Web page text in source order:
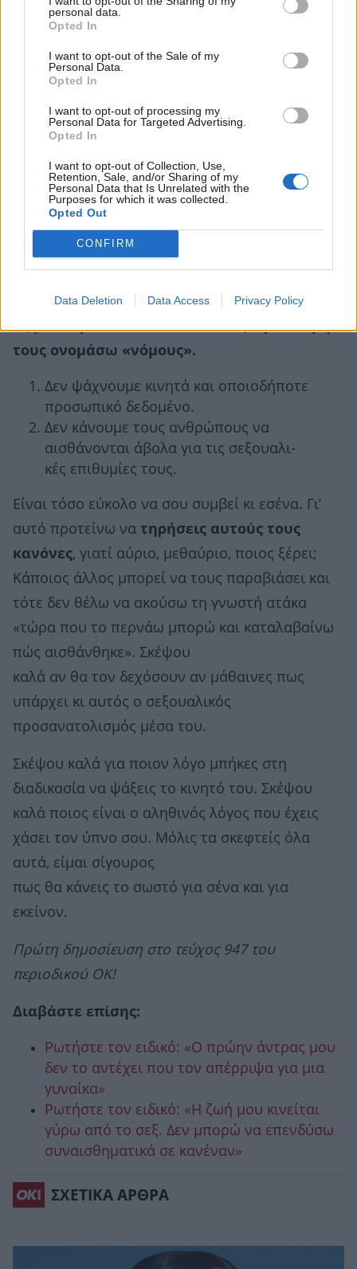
personal data.
Opted In
I want to opt-out of the Sale of my
Personal Data.
Opted In
I want to opt-out of processing my
Personal Data for Targeted Advertising.
Opted In
I want to opt-out of Collection, Use,
Retention, Sale, and/or Sharing of my
Personal Data that Is Unrelated with the
Purposes for which it was collected.
Opted Out
CONFIRM
Data Deletion Data Access Privacy Policy
μόνο το θέμα εμπιστοσύνης, είναι και ότι δεν
δέχεσαι την πιθανότητα
υπάρχει μέσα του bisexuality
Με αυτό τον τρόπο ίσως τον έχεις κάνει να
αισθάνεται υπόλογος για το αν τυχόν του
αρέσουν και οι άντρες. Στις σχέσεις μας είμαστε
ο εαυτός μας και δεν προσποιούμαστε για να
αρέσουμε και για να μη μας κρίνουν. Μιλάμε
τόσο καιρό για την πατριαρχία και για την
καταπίεση των γυναικών, αλλά τελικά η
Ας βάλουμε λοιπόν δύο κανόνες – για να μην
τους ονομάσω «νόμους».
Δεν ψάχνουμε κινητά και οποιοδήποτε
προσωπικό δεδομένο.
Δεν κάνουμε τους ανθρώπους να
αισθάνονται άβολα για τις σεξουαλι-
κές επιθυμίες τους.
Είναι τόσο εύκολο να σου συμβεί κι εσένα. Γι’
αυτό προτείνω να τηρήσεις αυτούς τους
κανόνες, γιατί αύριο, μεθαύριο, ποιος ξέρει;
Κάποιος άλλος μπορεί να τους παραβιάσει και
τότε δεν θέλω να ακούσω τη γνωστή ατάκα
«τώρα που το περνάω μπορώ και καταλαβαίνω
πώς αισθάνθηκε». Σκέψου
καλά αν θα τον δεχόσουν αν μάθαινες πως
υπάρχει κι αυτός ο σεξουαλικός
προσανατολισμός μέσα του.
Σκέψου καλά για ποιον λόγο μπήκες στη
διαδικασία να ψάξεις το κινητό του. Σκέψου
καλά ποιος είναι ο αληθινός λόγος που έχεις
χάσει τον ύπνο σου. Μόλις τα σκεφτείς όλα
αυτά, είμαι σίγουρος
πως θα κάνεις το σωστό για σένα και για
εκείνον.
Πρώτη δημοσίευση στο τεύχος 947 του
περιοδικού ΟΚ!
Διαβάστε επίσης:
Ρωτήστε τον ειδικό: «Ο πρώην άντρας μου
δεν το αντέχει που τον απέρριψα για μια
γυναίκα»
Ρωτήστε τον ειδικό: «Η ζωή μου κινείται
γύρω από το σεξ. Δεν μπορώ να επενδύσω
συναισθηματικά σε κανέναν»
ΣΧΕΤΙΚΑ ΑΡΘΡΑ